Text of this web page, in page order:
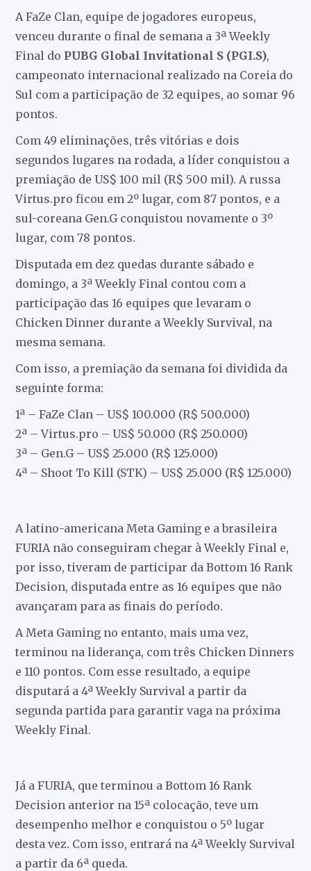
A FaZe Clan, equipe de jogadores europeus,
venceu durante o final de semana a 3ª Weekly
Final do PUBG Global Invitational S (PGI.S),
campeonato internacional realizado na Coreia do
Sul com a participação de 32 equipes, ao somar 96
pontos.
Com 49 eliminações, três vitórias e dois
segundos lugares na rodada, a líder conquistou a
premiação de US$ 100 mil (R$ 500 mil). A russa
Virtus.pro ficou em 2º lugar, com 87 pontos, e a
sul-coreana Gen.G conquistou novamente o 3º
lugar, com 78 pontos.
Disputada em dez quedas durante sábado e
domingo, a 3ª Weekly Final contou com a
participação das 16 equipes que levaram o
Chicken Dinner durante a Weekly Survival, na
mesma semana.
Com isso, a premiação da semana foi dividida da
seguinte forma:
1ª – FaZe Clan – US$ 100.000 (R$ 500.000)
2ª – Virtus.pro – US$ 50.000 (R$ 250.000)
3ª – Gen.G – US$ 25.000 (R$ 125.000)
4ª – Shoot To Kill (STK) – US$ 25.000 (R$ 125.000)
A latino-americana Meta Gaming e a brasileira
FURIA não conseguiram chegar à Weekly Final e,
por isso, tiveram de participar da Bottom 16 Rank
Decision, disputada entre as 16 equipes que não
avançaram para as finais do período.
A Meta Gaming no entanto, mais uma vez,
terminou na liderança, com três Chicken Dinners
e 110 pontos. Com esse resultado, a equipe
disputará a 4ª Weekly Survival a partir da
segunda partida para garantir vaga na próxima
Weekly Final.
Já a FURIA, que terminou a Bottom 16 Rank
Decision anterior na 15ª colocação, teve um
desempenho melhor e conquistou o 5º lugar
desta vez. Com isso, entrará na 4ª Weekly Survival
a partir da 6ª queda.